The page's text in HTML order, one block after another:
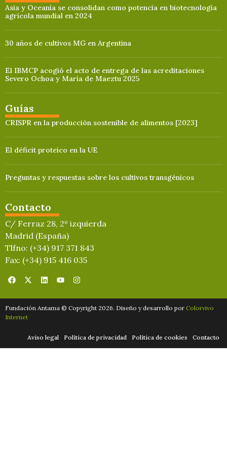
Asia y Oceanía se consolidan como potencia en biotecnología
agrícola mundial en 2024
30 años de cultivos MG en Argentina
El IBMCP acogió el acto de entrega de las acreditaciones
Severo Ochoa y María de Maeztu 2025
Guías
CRISPR en la producción sostenible de alimentos [2023]
El déficit proteico en la UE
Preguntas y respuestas sobre los cultivos transgénicos
Contacto
C/ Ferraz 28, 2º izquierda
Madrid (España)
Tlfno: (+34) 917 371 843
Fax: (+34) 915 416 035
Fundación Antama © Copyright 2026. Diseño y desarrollo por Colorvivo
Internet
Aviso legal Política de privacidad Política de cookies Contacto